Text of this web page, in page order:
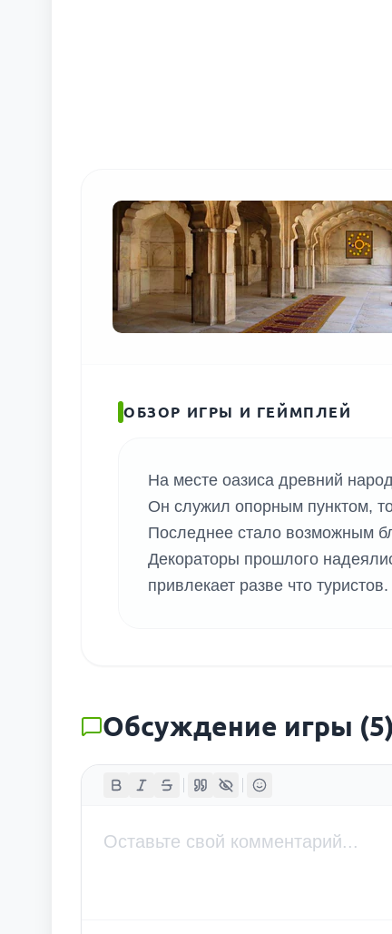
ОБЗОР ИГРЫ И ГЕЙМПЛЕЙ
На месте оазиса древний
Он служил опорным пунктом,
Последнее стало возможным
Декораторы прошлого
привлекает разве что туристов.
Обсуждение игры (5)